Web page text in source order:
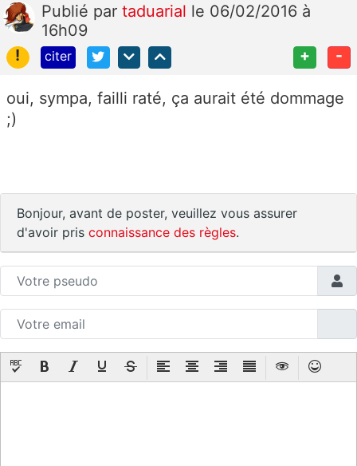
Publié par taduarial le 06/02/2016 à
16h09
!
citer + -
oui, sympa, failli raté, ça aurait été dommage
;)
Bonjour, avant de poster, veuillez vous assurer
d'avoir pris connaissance des règles.